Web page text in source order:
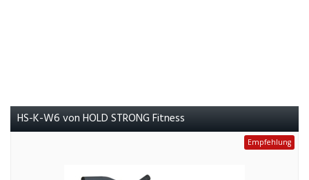
HS-K-W6 von HOLD STRONG Fitness
Empfehlung